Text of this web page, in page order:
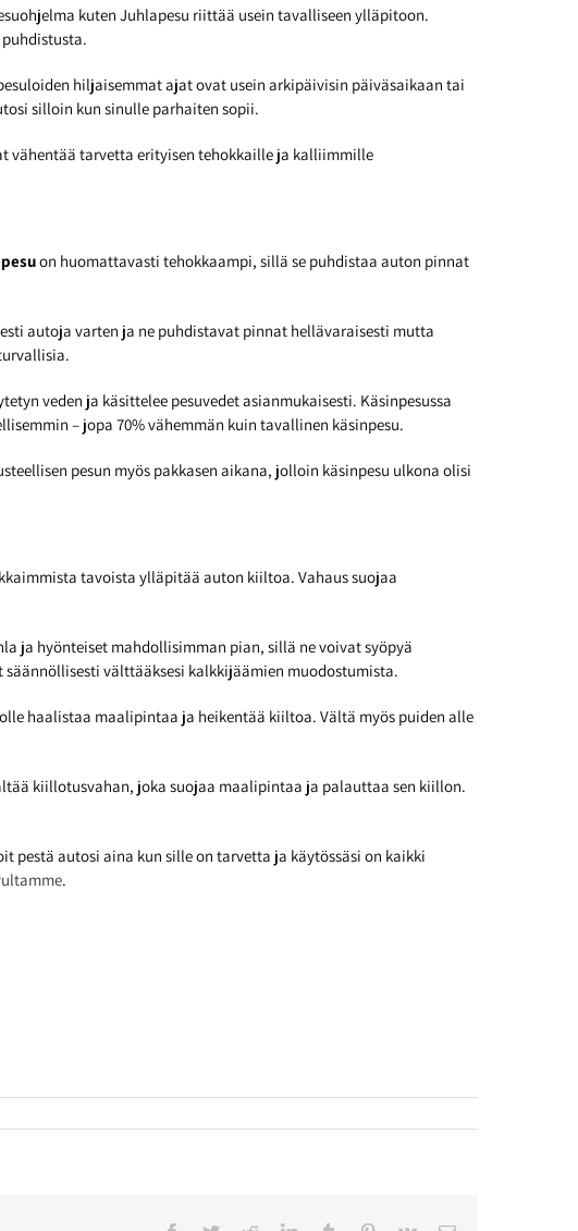
kuten Juhlapesu riittää usein tavalliseen ylläpitoon.
hiljaisemmat ajat ovat usein arkipäivisin päiväsaikaan tai
silloin kun sinulle parhaiten sopii.
vähentää tarvetta erityisen tehokkaille ja kalliimmille
on huomattavasti tehokkaampi, sillä se puhdistaa auton pinnat
autoja varten ja ne puhdistavat pinnat hellävaraisesti mutta
veden ja käsittelee pesuvedet asianmukaisesti. Käsinpesussa
– jopa 70% vähemmän kuin tavallinen käsinpesu.
pesun myös pakkasen aikana, jolloin käsinpesu ulkona olisi
tavoista ylläpitää auton kiiltoa. Vahaus suojaa
ja hyönteiset mahdollisimman pian, sillä ne voivat syöpyä
välttääksesi kalkkijäämien muodostumista.
haalistaa maalipintaa ja heikentää kiiltoa. Vältä myös puiden alle
kiillotusvahan, joka suojaa maalipintaa ja palauttaa sen kiillon.
autosi aina kun sille on tarvetta ja käytössäsi on kaikki
.